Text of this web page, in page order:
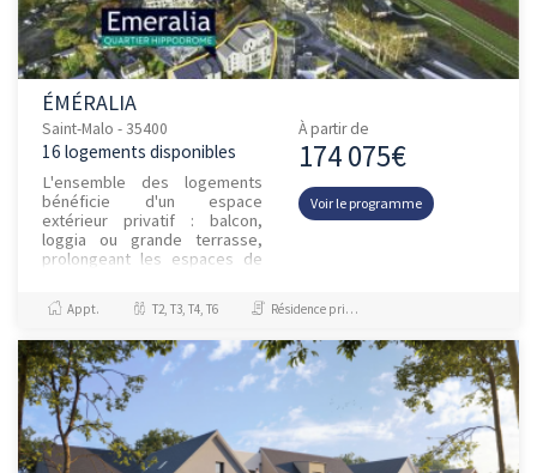
ÉMÉRALIA
Saint-Malo - 35400
16 logements disponibles
L'ensemble des logements
bénéficie d'un espace
extérieur privatif : balcon,
loggia ou grande terrasse,
prolongeant les espaces de
une vue privilégiée sur l'en...
À partir de
174 075€
Voir le programme
Appt. T2, T3, T4, T6 Résidence principale / PTZ